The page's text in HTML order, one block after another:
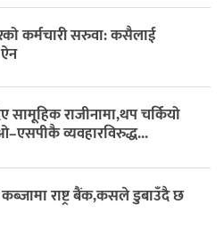
कर्मचारी सरुवा: कसैलाई
सामूहिक राजीनामा,थप चर्कियो
व्यवहारविरुद्ध...
राष्ट्र बैंक,कसले डुबाउँदै छ